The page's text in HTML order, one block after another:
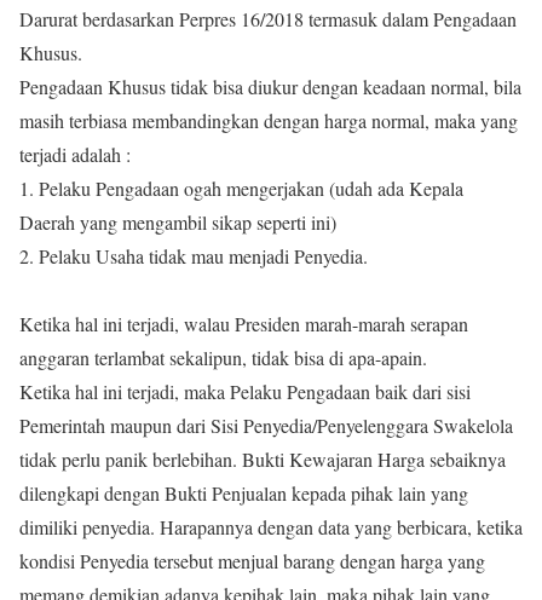
Darurat berdasarkan Perpres 16/2018 termasuk dalam Pengadaan
Khusus.
Pengadaan Khusus tidak bisa diukur dengan keadaan normal, bila
masih terbiasa membandingkan dengan harga normal, maka yang
terjadi adalah :
1. Pelaku Pengadaan ogah mengerjakan (udah ada Kepala
Daerah yang mengambil sikap seperti ini)
2. Pelaku Usaha tidak mau menjadi Penyedia.
Ketika hal ini terjadi, walau Presiden marah-marah serapan
anggaran terlambat sekalipun, tidak bisa di apa-apain.
Ketika hal ini terjadi, maka Pelaku Pengadaan baik dari sisi
Pemerintah maupun dari Sisi Penyedia/Penyelenggara Swakelola
tidak perlu panik berlebihan. Bukti Kewajaran Harga sebaiknya
dilengkapi dengan Bukti Penjualan kepada pihak lain yang
dimiliki penyedia. Harapannya dengan data yang berbicara, ketika
kondisi Penyedia tersebut menjual barang dengan harga yang
memang demikian adanya kepihak lain, maka pihak lain yang